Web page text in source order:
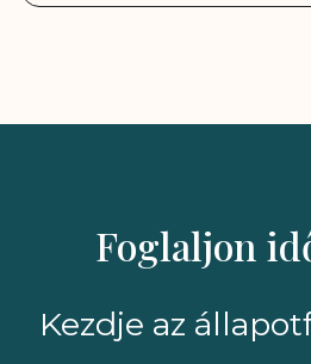
Foglaljon
Kezdje az